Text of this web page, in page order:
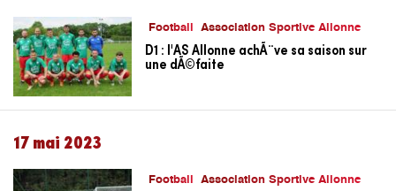
Football Association Sportive Allonne
D1 : l'AS Allonne achÃ¨ve sa saison sur
une dÃ©faite
17 mai 2023
Football Association Sportive Allonne